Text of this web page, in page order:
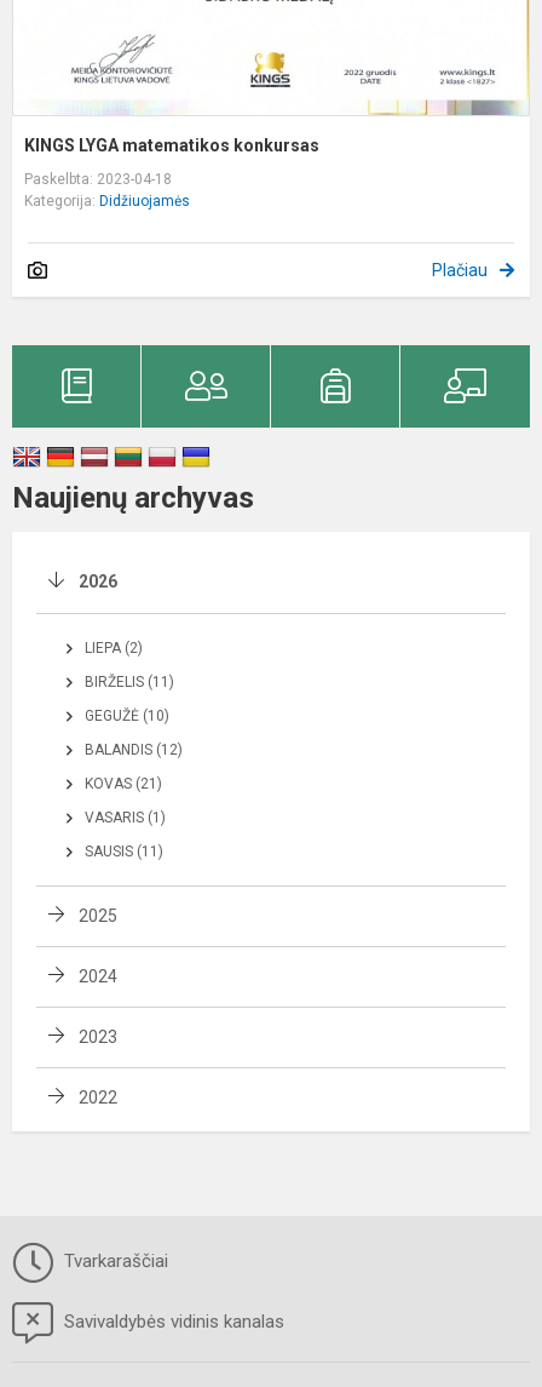
KINGS LYGA matematikos konkursas
Paskelbta: 2023-04-18
Kategorija: Didžiuojamės
Plačiau
Naujienų archyvas
2026
LIEPA (2)
BIRŽELIS (11)
GEGUŽĖ (10)
BALANDIS (12)
KOVAS (21)
VASARIS (1)
SAUSIS (11)
2025
2024
2023
2022
Tvarkaraščiai
Savivaldybės vidinis kanalas